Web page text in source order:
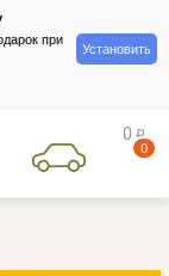
при
Установить
0 руб
0